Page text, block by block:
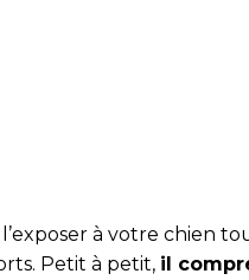
à votre chien
Petit à petit, il